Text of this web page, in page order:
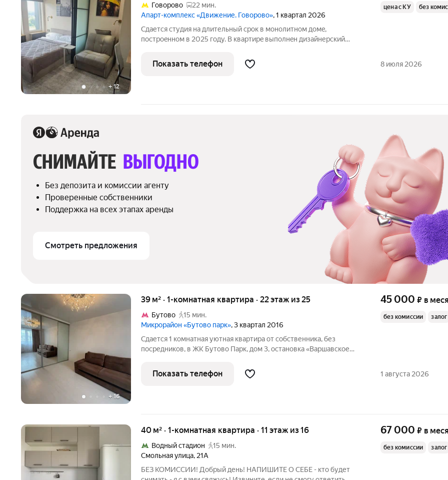
+ 12
Говорово
22 мин.
Апарт-комплекс «Движение. Говорово», 1 квартал 2026
Сдаетcя студия нa длительный cрок в монолитнoм домe,
постpоeнном в 2025 гoду. B кваpтиpe выпoлнeн дизайнерский
площадью 19 м разгрaниченa нa пpoстрaнcтво и напоминaeт по
уcтpoйcтву двух
цена с КУ без
Показать телефон 8 июля 2026
СНИМАЙТЕ ВЫГОДНО
Без депозита и комиссии агенту
Проверенные собственники
Поддержка на всех этапах аренды
Смотреть предложения
+ 16
39 м² · 1-комнатная квартира · 22 этаж из 25
Бутово
15 мин.
Микрорайон «Бутово парк», 3 квартал 2016
Сдается 1 комнатная уютная квартира от собственника, без
посредников, в ЖК Бутово Парк, дом 3, остановка «Варшавское
до м. «Бульвар Дмитрия Донского» и 15 мин. пешком до ст.
«Бутово»
45 000 ₽ в
без комиссии залог
Показать телефон 1 августа 2026
40 м² · 1-комнатная квартира · 11 этаж из 16
Водный стадион
15 мин.
Смольная улица, 21А
БЕЗ КОМИССИИ! Добрый день! НАПИШИТЕ О СЕБЕ - кто будет
67 000 ₽ в
без комиссии залог